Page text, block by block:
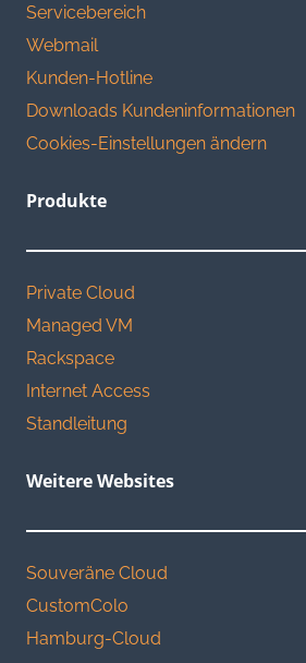
Servicebereich
Webmail
Kunden-Hotline
Downloads Kundeninformationen
Cookies-Einstellungen ändern
Produkte
Private Cloud
Managed VM
Rackspace
Internet Access
Standleitung
Weitere Websites
Souveräne Cloud
CustomColo
Hamburg-Cloud